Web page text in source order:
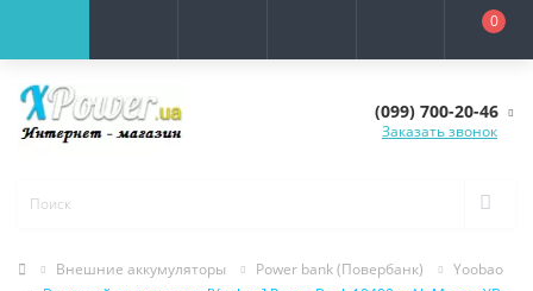
0
(099) 700-20-46
Заказать звонок
Внешние аккумуляторы Power bank (Повербанк)
Yoobao